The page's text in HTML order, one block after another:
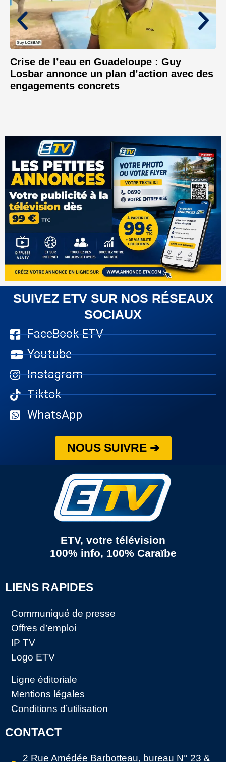
Crise de l’eau en Guadeloupe : Guy
Losbar annonce un plan d’action avec des
engagements concrets
SUIVEZ ETV SUR NOS RÉSEAUX
SOCIAUX
FaceBook ETV
Youtube
Instagram
Tiktok
WhatsApp
NOUS SUIVRE ➔
ETV, votre télévision
100% info, 100% Caraïbe
LIENS RAPIDES
Communiqué de presse
Offres d’emploi
IP TV
Logo ETV
Ligne éditoriale
Mentions légales
Conditions d’utilisation
CONTACT
2 Rue Amédée Barbotteau, bureau N° 23 &